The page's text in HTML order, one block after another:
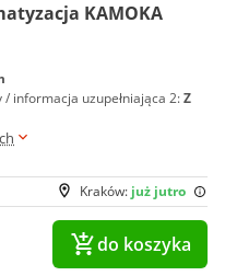
KAMOKA
/ informacja uzupełniająca 2:Z
Kraków: już jutro
do koszyka